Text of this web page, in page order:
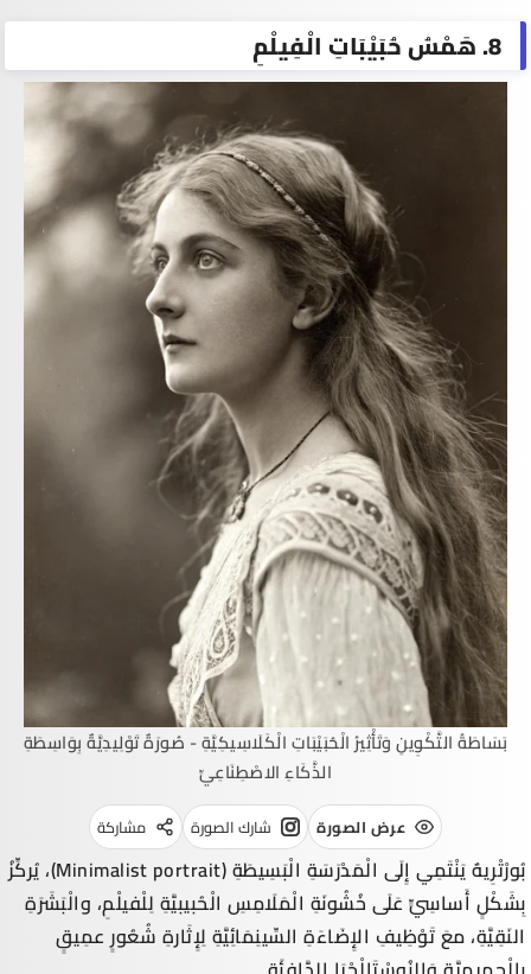
8. هَمْسُ حُبَيْبَاتِ الْفِيلْمِ
بَسَاطَةُ التَّكْوِينِ وَتَأْثِيرُ الْحُبَيْبَاتِ الْكَلَاسِيكِيَّةِ - صُورَةٌ تَوْلِيدِيَّةٌ بِوَاسِطَةِ
الذَّكَاءِ الاصْطِنَاعِيِّ
عرض الصورة شارك الصورة مشاركة
بُورْتْرِيهٌ يَنْتَمِي إِلَى الْمَدْرَسَةِ الْبَسِيطَةِ (Minimalist portrait)، يُركِّزُ
بِشَكْلٍ أَساسِيٍّ عَلَى خُشُونَةِ الْمَلَامِسِ الْحُبيبيَّةِ لِلْفيلْمِ، والْبَشَرَةِ
النَقِيَّةِ، معَ تَوْظِيفِ الإِضَاءَةِ السِّينِمَائِيَّةِ لِإِثَارةِ شُعُورٍ عمِيقٍ